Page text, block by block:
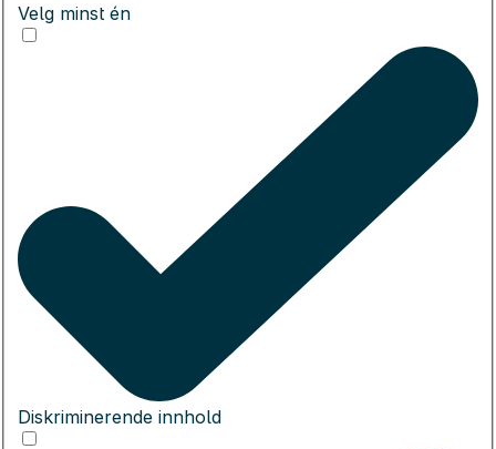
Velg minst én
Diskriminerende innhold